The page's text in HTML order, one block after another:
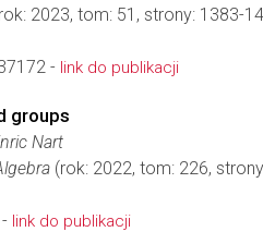
2023, tom: 51, strony: 1383-
- link do publikacji
groups
Nart
(rok: 2022, tom: 226,
link do publikacji